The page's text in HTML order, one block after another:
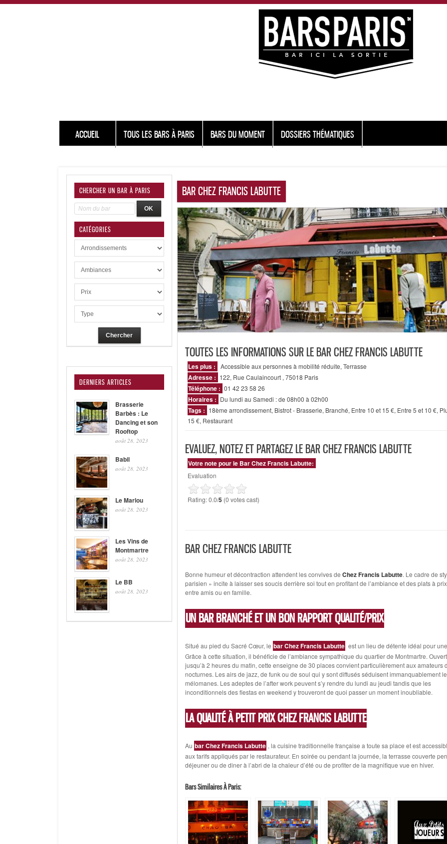
ACCUEIL TOUS LES BARS À PARIS BARS DU MOMENT DOSSIERS THÉMATIQUES
CHERCHER UN BAR À PARIS
CATÉGORIES
DERNIERS ARTICLES
Brasserie
Barbès : Le
Dancing et son
Rooftop
août 28, 2023
Babil
août 28, 2023
Le Marlou
août 28, 2023
Les Vins de
Montmartre
août 28, 2023
Le BB
août 28, 2023
BAR CHEZ FRANCIS LABUTTE
TOUTES LES INFORMATIONS SUR LE BAR CHEZ FRANCIS LABUTTE
Les plus : Accessible aux personnes à mobilité réduite, Terrasse
Adresse : 122, Rue Caulaincourt , 75018 Paris
Téléphone : 01 42 23 58 26
Horaires : Du lundi au Samedi : de 08h00 à 02h00
Tags : 18ème arrondissement, Bistrot - Brasserie, Branché, Entre 10 et 15 €, Entre 5 et 10 €,
15 €, Restaurant
EVALUEZ, NOTEZ ET PARTAGEZ LE BAR CHEZ FRANCIS LABUTTE
Votre note pour le Bar Chez Francis Labutte:
Evaluation
Rating: 0.0/5 (0 votes cast)
BAR CHEZ FRANCIS LABUTTE
Bonne humeur et décontraction attendent les convives de Chez Francis Labutte. Le cadre de
parisien » incite à laisser ses soucis derrière soi tout en profitant de l’ambiance et des plats à
entre amis ou en famille.
UN BAR BRANCHÉ ET UN BON RAPPORT QUALITÉ/PRIX
Situé au pied du Sacré Cœur, le bar Chez Francis Labutte est un lieu de détente idéal pour
Grâce à cette situation, il bénéficie de l’ambiance sympathique du quartier de Montmartre.
jusqu’à 2 heures du matin, cette enseigne de 30 places convient particulièrement aux amateurs
nocturnes. Les airs de jazz, de funk ou de soul qui y sont diffusés séduisent immanquablement
mélomanes. Les adeptes de l’after work peuvent s’y rendre du lundi au jeudi tandis que les
inconditionnels des fiestas en weekend y trouveront de quoi passer un moment inoubliable.
LA QUALITÉ À PETIT PRIX CHEZ FRANCIS LABUTTE
Au bar Chez Francis Labutte , la cuisine traditionnelle française a toute sa place et est
aux tarifs appliqués par le restaurateur. En soirée ou pendant la journée, la terrasse couverte
déjeuner ou de diner à l’abri de la chaleur d’été ou de profiter de la magnifique vue en hiver.
Bars Similaires À Paris: